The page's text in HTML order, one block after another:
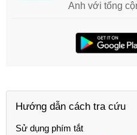
Anh với tổng
Hướng dẫn cách tra cứu
Sử dụng phím tắt